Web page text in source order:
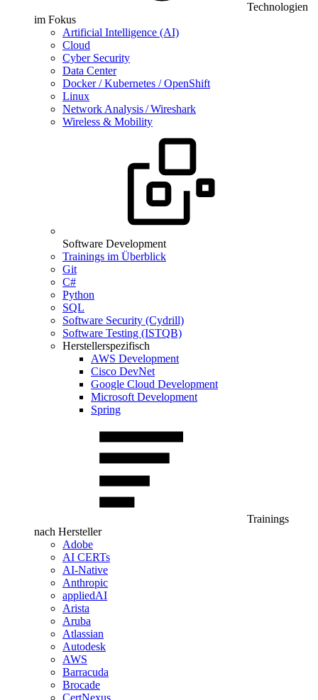
Technologien
im Fokus
Artificial Intelligence (AI)
Cloud
Cyber Security
Data Center
Docker / Kubernetes / OpenShift
Linux
Network Analysis / Wireshark
Wireless & Mobility
Software Development
Trainings im Überblick
Git
C#
Python
SQL
Software Security (Cydrill)
Software Testing (ISTQB)
Herstellerspezifisch
AWS Development
Cisco DevNet
Google Cloud Development
Microsoft Development
Spring
Trainings
nach Hersteller
Adobe
AI CERTs
AI-Native
Anthropic
appliedAI
Arista
Aruba
Atlassian
Autodesk
AWS
Barracuda
Brocade
CertNexus